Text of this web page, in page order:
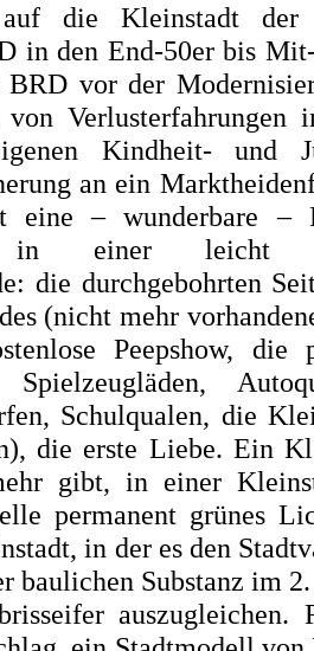
auf die Kleinstadt
in den End-50er bis
vor der
Verlusterfahrungen
Kindheit- und
an ein
– wunderbare –
in einer leicht
die durchgebohrten
(nicht mehr
Peepshow, die
Schulqualen, die
die erste Liebe. Ein
gibt, in einer
permanent grünes
in der es den
baulichen Substanz im
auszugleichen.